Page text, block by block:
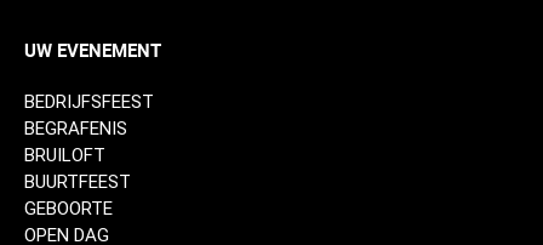
UW EVENEMENT
BEDRIJFSFEEST
BEGRAFENIS
BRUILOFT
BUURTFEEST
GEBOORTE
OPEN DAG